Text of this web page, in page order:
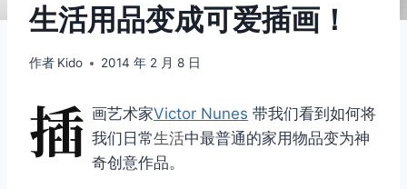
生活用品变成可爱插画！
作者 Kido 2014 年 2 月 8 日
插 画艺术家Victor Nunes 带我们看到如何将
我们日常生活中最普通的家用物品变为神
奇创意作品。